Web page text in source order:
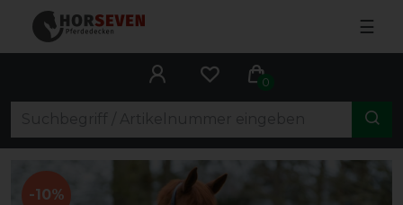
☰
0
-10%